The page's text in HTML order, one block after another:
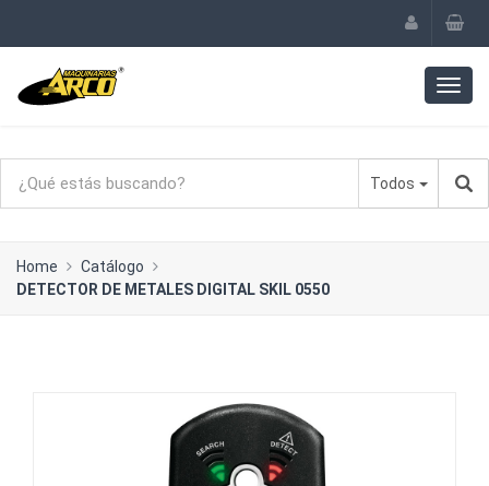
Todos
Home
Catálogo
DETECTOR DE METALES DIGITAL SKIL 0550